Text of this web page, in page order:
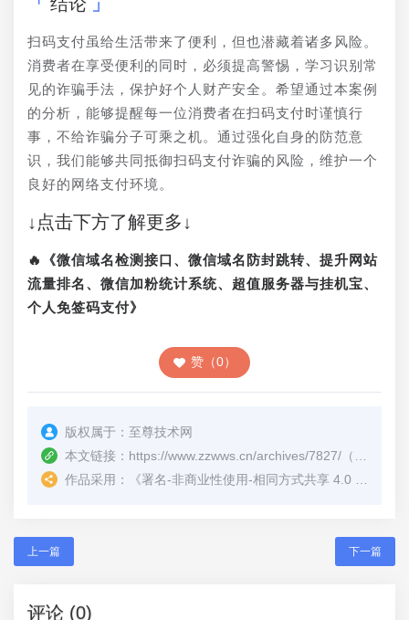
扫码支付虽给生活带来了便利，但也潜藏着诸多风险。
消费者在享受便利的同时，必须提高警惕，学习识别常
见的诈骗手法，保护好个人财产安全。希望通过本案例
的分析，能够提醒每一位消费者在扫码支付时谨慎行
事，不给诈骗分子可乘之机。通过强化自身的防范意
识，我们能够共同抵御扫码支付诈骗的风险，维护一个
良好的网络支付环境。
↓点击下方了解更多↓
🔥《微信域名检测接口、微信域名防封跳转、提升网站
流量排名、微信加粉统计系统、超值服务器与挂机宝、
个人免签码支付》
赞（0）
版权属于： 至尊技术网
本文链接： https://www.zzwws.cn/archives/7827/ （转载时请注明本文出处及文章链接）
作品采用：
《署名-非商业性使用-相同方式共享 4.0 国际 (CC BY-NC-SA 4.0)
上一篇 下一篇
评论 (0)